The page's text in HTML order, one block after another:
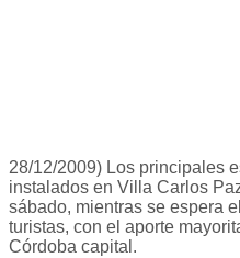
28/12/2009) Los principales
instalados en Villa Carlos
sábado, mientras se espera
turistas, con el aporte
Córdoba capital.